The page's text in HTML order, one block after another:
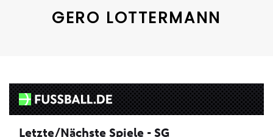
GERO LOTTERMANN